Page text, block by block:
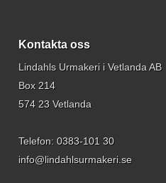
Kontakta oss
Lindahls Urmakeri i Vetlanda AB
Box 214
574 23 Vetlanda
Telefon: 0383-101 30
info@lindahlsurmakeri.se